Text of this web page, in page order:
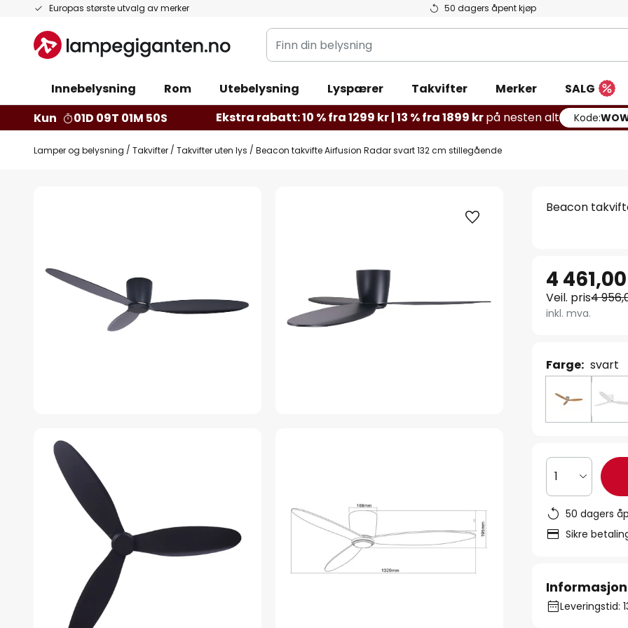
Europas største utvalg av merker 50 dagers åpent kjøp
Hopp
innhold
Finn
din
Innebelysning
Rom Utebelysning Lyspærer Takvifter Merker
SALG
Kun
01D 09T 01M 49S Ekstra rabatt: 10 % fra 1299 kr | 13 % fra 1899 krpå nesten alt Kode:
Lamper og belysning Takvifter Takvifter uten lys Beacon takvifte Airfusion Radar svart 132 cm stillegående
bildegalleri
Beacon
4
Veil. pris4
inkl. mva.
Farge: svart
1
50 dagers
Sikre
Leveringstid: